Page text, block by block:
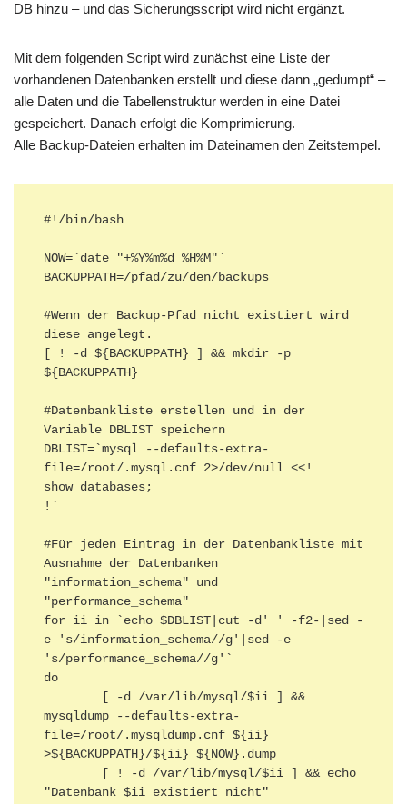
DB hinzu – und das Sicherungsscript wird nicht ergänzt.
Mit dem folgenden Script wird zunächst eine Liste der
vorhandenen Datenbanken erstellt und diese dann „gedumpt“ –
alle Daten und die Tabellenstruktur werden in eine Datei
gespeichert. Danach erfolgt die Komprimierung.
Alle Backup-Dateien erhalten im Dateinamen den Zeitstempel.
#!/bin/bash
NOW=`date "+%Y%m%d_%H%M"`
BACKUPPATH=/pfad/zu/den/backups
#Wenn der Backup-Pfad nicht existiert wird
diese angelegt.
[ ! -d ${BACKUPPATH} ] && mkdir -p
${BACKUPPATH}
#Datenbankliste erstellen und in der
Variable DBLIST speichern
DBLIST=`mysql --defaults-extra-
file=/root/.mysql.cnf 2>/dev/null <<!
show databases;
!`
#Für jeden Eintrag in der Datenbankliste mit
Ausnahme der Datenbanken
"information_schema" und
"performance_schema"
for ii in `echo $DBLIST|cut -d' ' -f2-|sed -
e 's/information_schema//g'|sed -e
's/performance_schema//g'`
do
mysqldump --defaults-extra-
file=/root/.mysqldump.cnf ${ii}
>${BACKUPPATH}/${ii}_${NOW}.dump
"Datenbank $ii existiert nicht"